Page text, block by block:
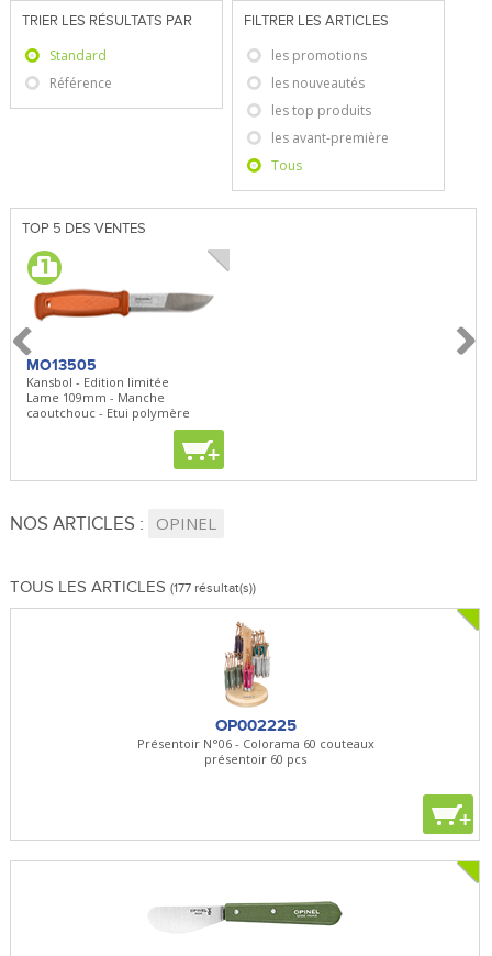
TRIER LES RÉSULTATS PAR
Standard
Référence
FILTRER LES ARTICLES
les promotions
les nouveautés
les top produits
les avant-première
Tous
TOP 5 DES VENTES
MO13505
Kansbol - Edition limitée
Lame 109mm - Manche
caoutchouc - Etui polymère
+
NOS ARTICLES : OPINEL
TOUS LES ARTICLES (177 résultat(s))
OP002225
Présentoir N°06 - Colorama 60 couteaux
présentoir 60 pcs
+